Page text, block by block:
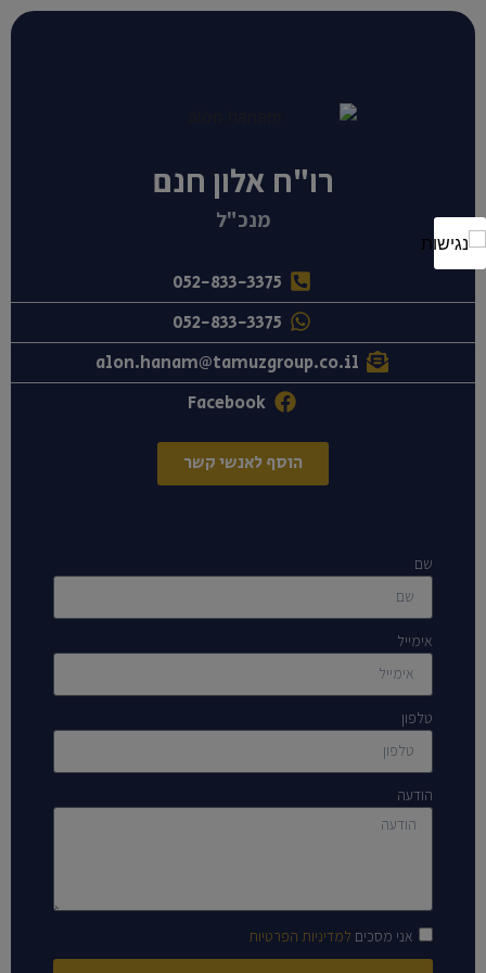
רו"ח אלון חנם
מנכ"ל
052-833-3375
052-833-3375
alon.hanam@tamuzgroup.co.il
Facebook
הוסף לאנשי קשר
שם
אימייל
טלפון
הודעה
אני מסכים למדיניות הפרטיות